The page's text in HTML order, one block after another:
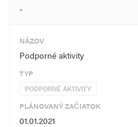
-
NÁZOV
Podporné aktivity
TYP
PODPORNÉ AKTIVITY
PLÁNOVANÝ ZAČIATOK
01.01.2021